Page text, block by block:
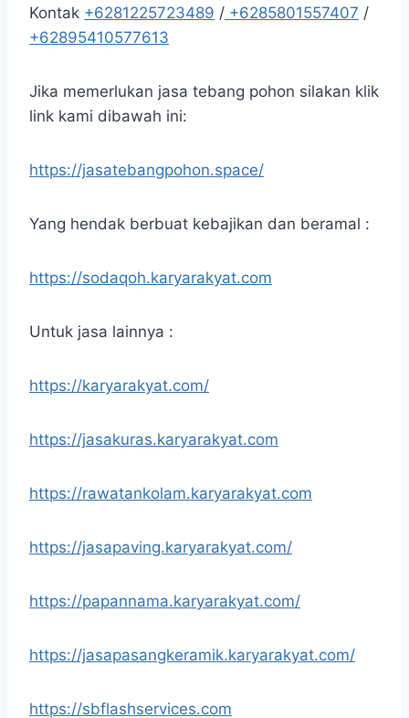
Kontak +6281225723489 / +6285801557407 /
+62895410577613
Jika memerlukan jasa tebang pohon silakan klik
link kami dibawah ini:
https://jasatebangpohon.space/
Yang hendak berbuat kebajikan dan beramal :
https://sodaqoh.karyarakyat.com
Untuk jasa lainnya :
https://karyarakyat.com/
https://jasakuras.karyarakyat.com
https://rawatankolam.karyarakyat.com
https://jasapaving.karyarakyat.com/
https://papannama.karyarakyat.com/
https://jasapasangkeramik.karyarakyat.com/
https://sbflashservices.com